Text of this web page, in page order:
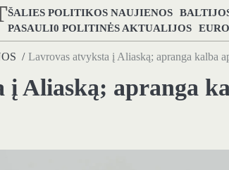
ŠALIES POLITIKOS NAUJIENOS
PASAULI0 POLITINĖS AKTUALIJOS
Lavrovas atvyksta į Aliaską; apranga kalba
į Aliaską; apranga